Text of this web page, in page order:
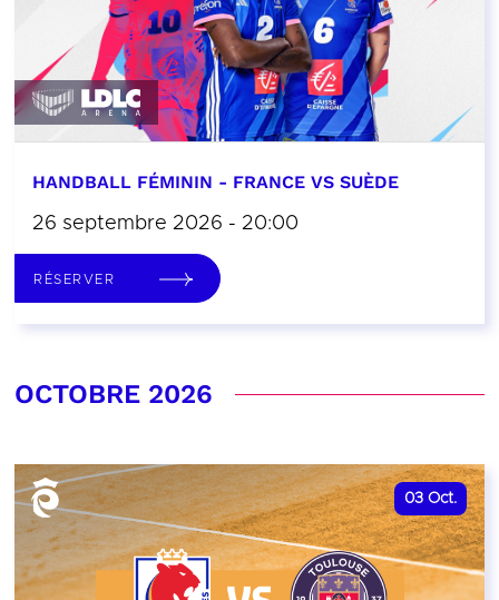
HANDBALL FÉMININ - FRANCE VS SUÈDE
26 septembre 2026 - 20:00
RÉSERVER
OCTOBRE 2026
03 Oct.